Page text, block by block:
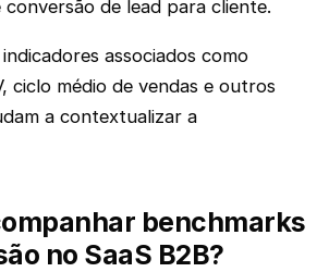
conversão de lead para cliente.
associados como
ciclo médio de vendas e outros
a contextualizar a
benchmarks
no SaaS B2B?